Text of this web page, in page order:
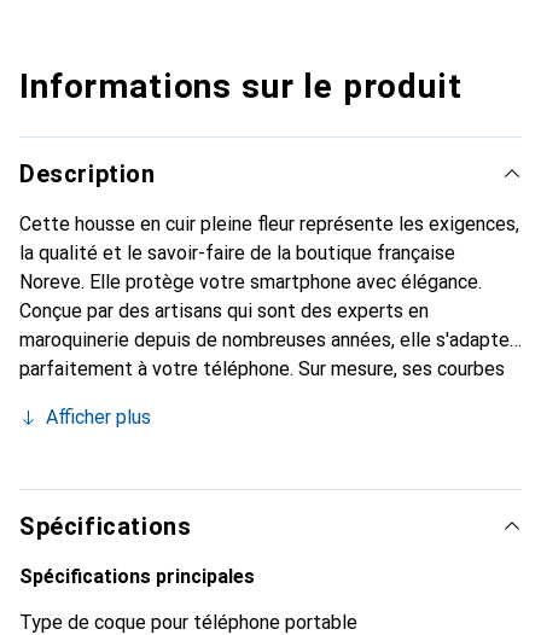
Informations sur le produit
Description
Cette housse en cuir pleine fleur représente les exigences,
la qualité et le savoir-faire de la boutique française
Noreve. Elle protège votre smartphone avec élégance.
Conçue par des artisans qui sont des experts en
maroquinerie depuis de nombreuses années, elle s'adapte
parfaitement à votre téléphone. Sur mesure, ses courbes
devient l'accessoire chic et indispensable de votre
produits de haute qualité, la marque Noreve est un choix
sûr pour une clientèle exigeante.
Afficher plus
Spécifications
Spécifications principales
Type de coque pour téléphone portable